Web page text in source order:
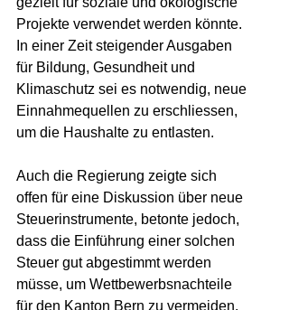
Projekte verwendet werden könnte.
In einer Zeit steigender Ausgaben
für Bildung, Gesundheit und
Klimaschutz sei es notwendig, neue
Einnahmequellen zu erschliessen,
um die Haushalte zu entlasten.
Auch die Regierung zeigte sich
offen für eine Diskussion über neue
Steuerinstrumente, betonte jedoch,
dass die Einführung einer solchen
Steuer gut abgestimmt werden
müsse, um Wettbewerbsnachteile
für den Kanton Bern zu vermeiden.